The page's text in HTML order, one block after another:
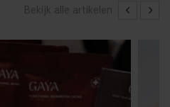
Bekijk alle artikelen